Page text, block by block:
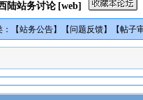
陆站务讨论 [web]
：【站务公告】【问题反馈】【帖子